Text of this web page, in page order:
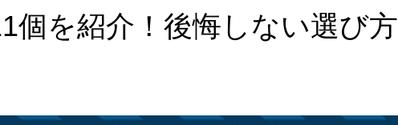
個を紹介！後悔しない選び方